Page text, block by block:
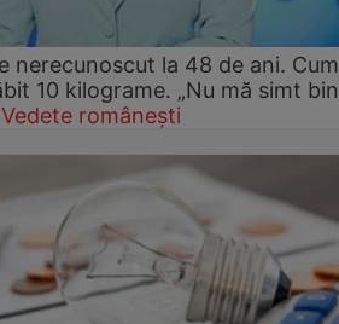
nerecunoscut la 48 de ani. Cum
10 kilograme. „Nu mă simt
Vedete românești